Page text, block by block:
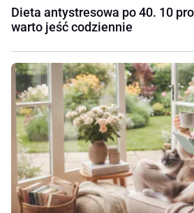
Dieta antystresowa po 40. 10
warto jeść codziennie